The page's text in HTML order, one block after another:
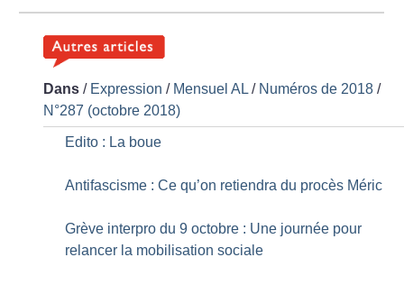
Dans / Expression / Mensuel AL / Numéros de 2018 /
N°287 (octobre 2018)
Edito : La boue
Antifascisme : Ce qu’on retiendra du procès Méric
Grève interpro du 9 octobre : Une journée pour
relancer la mobilisation sociale